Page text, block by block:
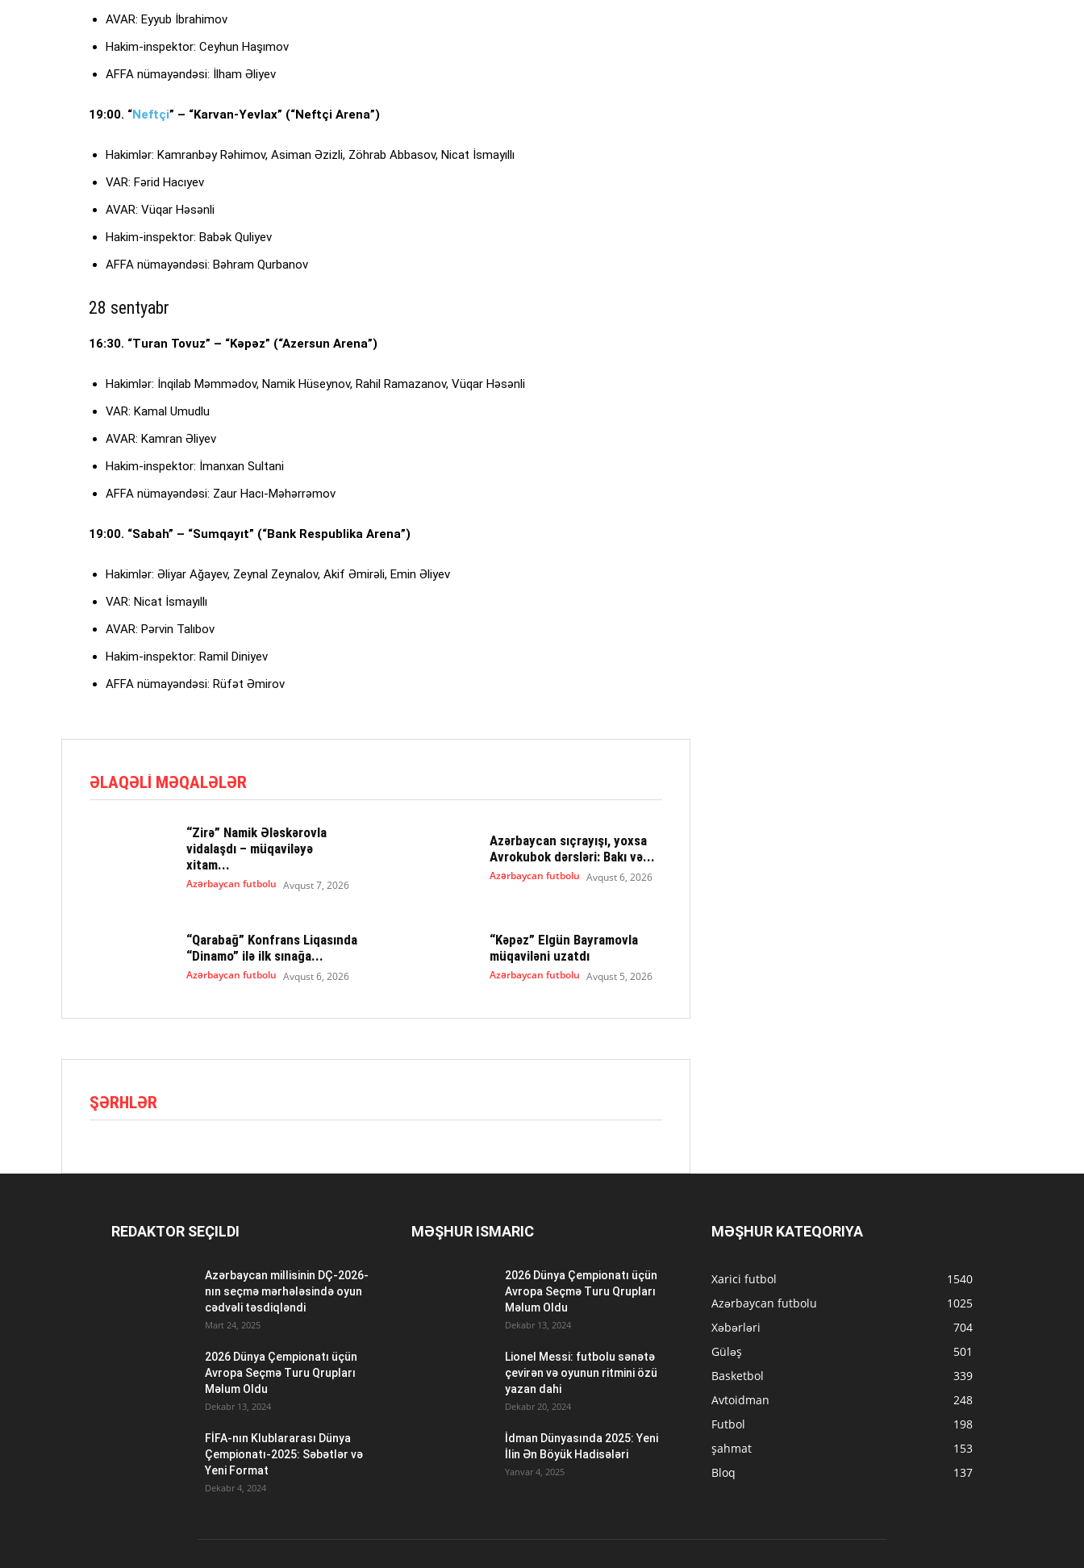
AVAR: Eyyub İbrahimov
Hakim-inspektor: Ceyhun Haşımov
AFFA nümayəndəsi: İlham Əliyev
19:00. “Neftçi” – “Karvan-Yevlax” (“Neftçi Arena”)
Hakimlər: Kamranbəy Rəhimov, Asiman Əzizli, Zöhrab Abbasov, Nicat İsmayıllı
VAR: Fərid Hacıyev
AVAR: Vüqar Həsənli
Hakim-inspektor: Babək Quliyev
AFFA nümayəndəsi: Bəhram Qurbanov
28 sentyabr
16:30. “Turan Tovuz” – “Kəpəz” (“Azersun Arena”)
Hakimlər: İnqilab Məmmədov, Namik Hüseynov, Rahil Ramazanov, Vüqar Həsənli
VAR: Kamal Umudlu
AVAR: Kamran Əliyev
Hakim-inspektor: İmanxan Sultani
AFFA nümayəndəsi: Zaur Hacı-Məhərrəmov
19:00. “Sabah” – “Sumqayıt” (“Bank Respublika Arena”)
Hakimlər: Əliyar Ağayev, Zeynal Zeynalov, Akif Əmirəli, Emin Əliyev
VAR: Nicat İsmayıllı
AVAR: Pərvin Talıbov
Hakim-inspektor: Ramil Diniyev
AFFA nümayəndəsi: Rüfət Əmirov
ƏLAQƏLI MƏQALƏLƏR
“Zirə” Namik Ələskərovla
vidalaşdı – müqaviləyə
xitam...
Azərbaycan futbolu Avqust 7, 2026
Azərbaycan sıçrayışı, yoxsa
Avrokubok dərsləri: Bakı və...
Azərbaycan futbolu Avqust 6, 2026
“Qarabağ” Konfrans Liqasında
“Dinamo” ilə ilk sınağa...
Azərbaycan futbolu Avqust 6, 2026
“Kəpəz” Elgün Bayramovla
müqaviləni uzatdı
Azərbaycan futbolu Avqust 5, 2026
ŞƏRHLƏR
REDAKTOR SEÇILDI
Azərbaycan millisinin DÇ-2026-
nın seçmə mərhələsində oyun
cədvəli təsdiqləndi
Mart 24, 2025
2026 Dünya Çempionatı üçün
Avropa Seçmə Turu Qrupları
Məlum Oldu
Dekabr 13, 2024
FİFA-nın Klublararası Dünya
Çempionatı-2025: Səbətlər və
Yeni Format
Dekabr 4, 2024
MƏŞHUR ISMARIC
2026 Dünya Çempionatı üçün
Avropa Seçmə Turu Qrupları
Məlum Oldu
Dekabr 13, 2024
Lionel Messi: futbolu sənətə
çevirən və oyunun ritmini özü
yazan dahi
Dekabr 20, 2024
İdman Dünyasında 2025: Yeni
İlin Ən Böyük Hadisələri
Yanvar 4, 2025
MƏŞHUR KATEQORIYA
Xarici futbol
1540
Azərbaycan futbolu
1025
Xəbərləri
704
Güləş
501
Basketbol
339
Avtoidman
248
Futbol
198
şahmat
153
Bloq
137